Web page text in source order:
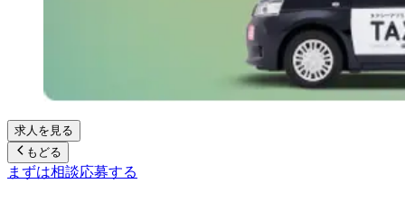
求人を見る
もどる
まずは相談応募する